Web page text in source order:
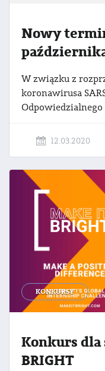
Nowy
W związku z
koronawirusa
12.03.2020
KONKURSY
Konkurs
BRIGHT